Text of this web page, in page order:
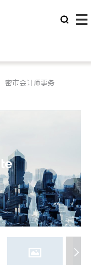
密市会计师事务